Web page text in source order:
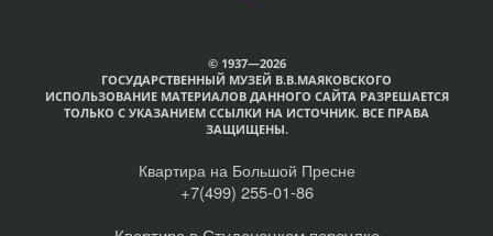
© 1937—2026
ГОСУДАРСТВЕННЫЙ МУЗЕЙ В.В.МАЯКОВСКОГО
ИСПОЛЬЗОВАНИЕ МАТЕРИАЛОВ ДАННОГО САЙТА РАЗРЕШАЕТСЯ
ТОЛЬКО С УКАЗАНИЕМ ССЫЛКИ НА ИСТОЧНИК. ВСЕ ПРАВА
ЗАЩИЩЕНЫ.
Квартира на Большой Пресне
+7(499) 255-01-86